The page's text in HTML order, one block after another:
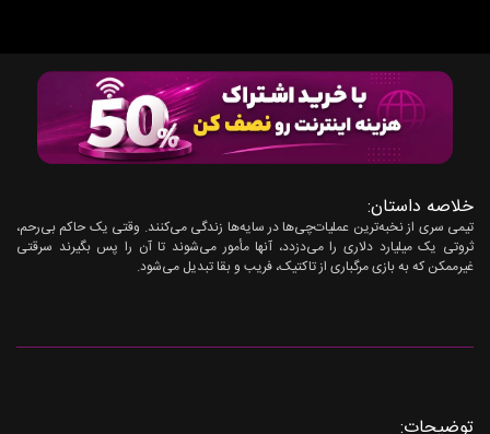
خلاصه داستان:
تیمی سری از نخبه‌ترین عملیات‌چی‌ها در سایه‌ها زندگی می‌کنند. وقتی یک حاکم بی‌رحم،
ثروتی یک میلیارد دلاری را می‌دزدد، آنها مأمور می‌شوند تا آن را پس بگیرند سرقتی
غیرممکن که به بازی مرگباری از تاکتیک، فریب و بقا تبدیل می‌شود.